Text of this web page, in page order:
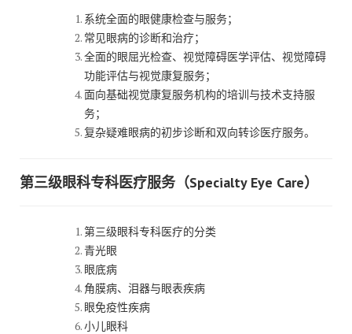
系统全面的眼健康检查与服务；
常见眼病的诊断和治疗；
全面的眼屈光检查、视觉障碍医学评估、视觉障碍
功能评估与视觉康复服务；
面向基础视觉康复服务机构的培训与技术支持服
务；
复杂疑难眼病的初步诊断和双向转诊医疗服务。
第三级眼科专科医疗服务（Specialty Eye Care）
第三级眼科专科医疗的分类
青光眼
眼底病
角膜病、泪器与眼表疾病
眼免疫性疾病
小儿眼科